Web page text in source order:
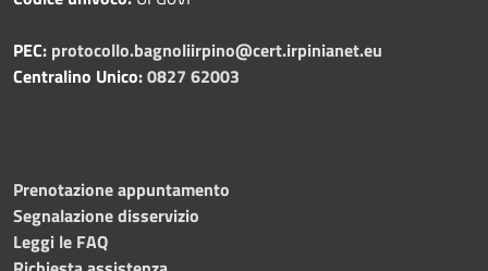
PEC: protocollo.bagnoliirpino@cert.irpinianet.eu
Centralino Unico:0827 62003
Prenotazione appuntamento
Segnalazione disservizio
Leggi le FAQ